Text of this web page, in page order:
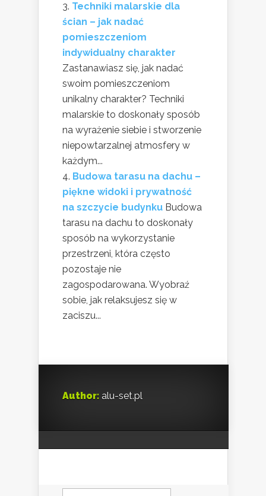
Techniki malarskie dla
ścian – jak nadać
pomieszczeniom
indywidualny charakter
Zastanawiasz się, jak nadać
swoim pomieszczeniom
unikalny charakter? Techniki
malarskie to doskonały sposób
na wyrażenie siebie i stworzenie
niepowtarzalnej atmosfery w
każdym...
Budowa tarasu na dachu –
piękne widoki i prywatność
na szczycie budynku Budowa
tarasu na dachu to doskonały
sposób na wykorzystanie
przestrzeni, która często
pozostaje nie
zagospodarowana. Wyobraź
sobie, jak relaksujesz się w
zaciszu...
Author: alu-set.pl
Szukaj: